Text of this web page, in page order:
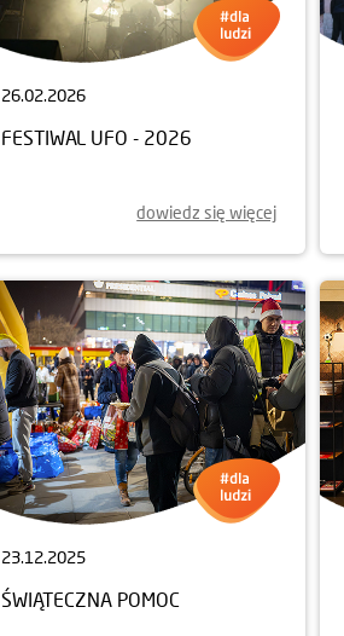
SELPHY QX20 za wyróżnienia
26.02.2026
FESTIWAL UFO - 2026
dowiedz się więcej
23.12.2025
ŚWIĄTECZNA POMOC